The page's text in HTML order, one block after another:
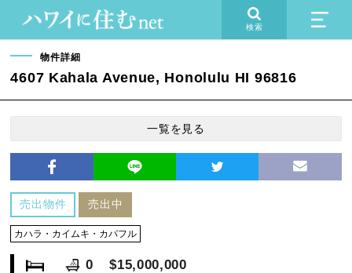
検索
物件詳細
4607 Kahala Avenue, Honolulu HI 96816
一覧を見る
売出物件 売出中
カハラ・カイムキ・カパフル
0 $15,000,000